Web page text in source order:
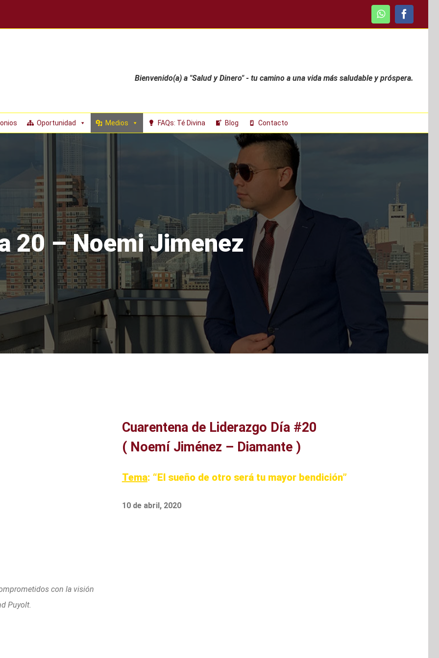
WhatsApp
Bienvenido(a) a "Salud y Dinero" - tu camino a una vida más saludable y próspera.
Oportunidad Medios FAQs: Té Divina Blog Contacto
20 – Noemi Jimenez
con la visión
Puyolt.
Cuarentena de Liderazgo Día #20
( Noemí Jiménez – Diamante )
Tema: “El sueño de otro será tu mayor bendición”
10 de abril, 2020